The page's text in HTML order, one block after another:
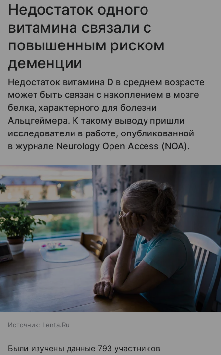
Недостаток одного
витамина связали с
повышенным риском
деменции
Недостаток витамина D в среднем возрасте
может быть связан с накоплением в мозге
белка, характерного для болезни
Альцгеймера. К такому выводу пришли
исследователи в работе, опубликованной
в журнале Neurology Open Access (NOA).
Источник: Lenta.Ru
Были изучены данные 793 участников